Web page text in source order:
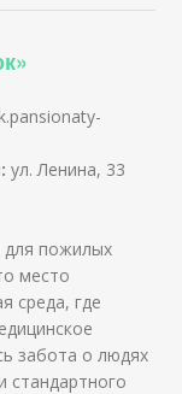
ул. Ленина, 33
для пожилых
место
среда, где
забота о людях
стандартного